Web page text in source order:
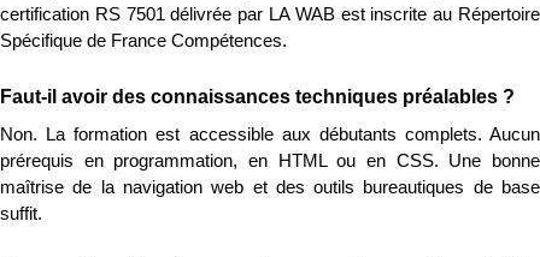
certification RS 7501 délivrée par LA WAB est inscrite au Répertoire
Spécifique de France Compétences.
Faut-il avoir des connaissances techniques préalables ?
Non. La formation est accessible aux débutants complets. Aucun
prérequis en programmation, en HTML ou en CSS. Une bonne
maîtrise de la navigation web et des outils bureautiques de base
suffit.